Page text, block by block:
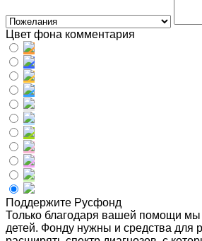
Цвет фона комментария
Поддержите Русфонд
Только благодаря вашей помощи мы
детей. Фонду нужны и средства для